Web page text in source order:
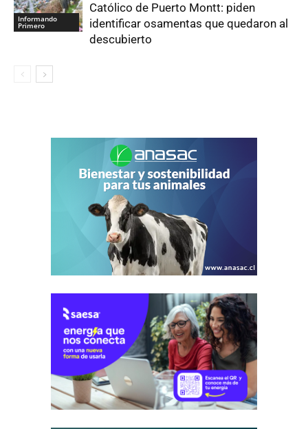
Informando
Primero
Católico de Puerto Montt: piden
identificar osamentas que quedaron al
descubierto